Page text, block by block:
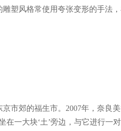
雕塑风格常使用夸张变形的手
市郊的福生市。2007年，奈
一大块‘土’旁边，与它进行